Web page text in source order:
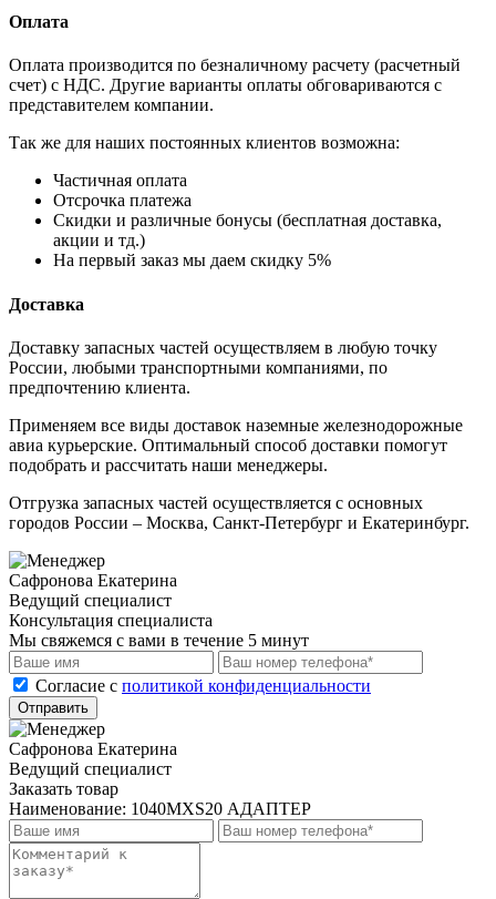
Оплата
Оплата производится по безналичному расчету (расчетный
счет) с НДС. Другие варианты оплаты обговариваются с
представителем компании.
Так же для наших постоянных клиентов возможна:
Частичная оплата
Отсрочка платежа
Cкидки и различные бонусы (бесплатная доставка,
акции и тд.)
На первый заказ мы даем скидку 5%
Доставка
Доставку запасных частей осуществляем в любую точку
России, любыми транспортными компаниями, по
предпочтению клиента.
Применяем все виды доставок наземные железнодорожные
авиа курьерские. Оптимальный способ доставки помогут
подобрать и рассчитать наши менеджеры.
Отгрузка запасных частей осуществляется с основных
городов России – Москва, Санкт-Петербург и Екатеринбург.
Сафронова Екатерина
Ведущий специалист
Консультация специалиста
Мы свяжемся с вами в течение 5 минут
Cогласие с политикой конфиденциальности
Отправить
Сафронова Екатерина
Ведущий специалист
Заказать товар
Наименование: 1040MXS20 АДАПТЕР